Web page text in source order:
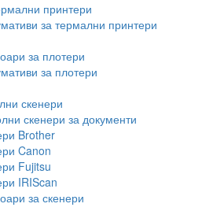
принтери
за термални принтери
за плотери
за плотери
скенери
скенери за документи
Brother
Canon
Fujitsu
IRIScan
за скенери